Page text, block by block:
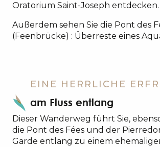
Oratorium Saint-Joseph entdecken.
Außerdem sehen Sie die Pont des
(Feenbrücke) : Überreste eines
EINE HERRLICHE
am Fluss entlang
Dieser Wanderweg führt Sie,
die Pont des Fées und der
Garde entlang zu einem